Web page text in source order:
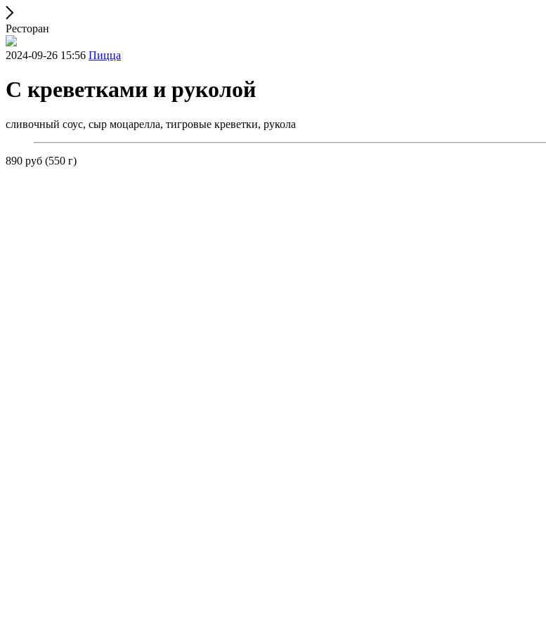
Ресторан
2024-09-26 15:56 Пицца
С креветками и руколой
сливочный соус, сыр моцарелла, тигровые креветки, рукола
890 руб (550 г)